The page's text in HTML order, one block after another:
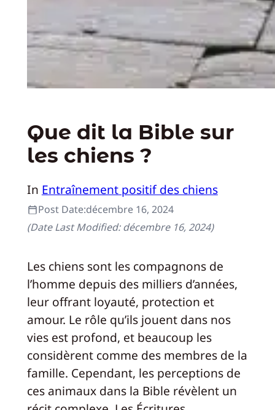
Que dit la Bible sur
les chiens ?
In Entraînement positif des chiens
Post Date:décembre 16, 2024
(Date Last Modified:décembre 16, 2024)
Les chiens sont les compagnons de
l’homme depuis des milliers d’années,
leur offrant loyauté, protection et
amour. Le rôle qu’ils jouent dans nos
vies est profond, et beaucoup les
considèrent comme des membres de la
famille. Cependant, les perceptions de
ces animaux dans la Bible révèlent un